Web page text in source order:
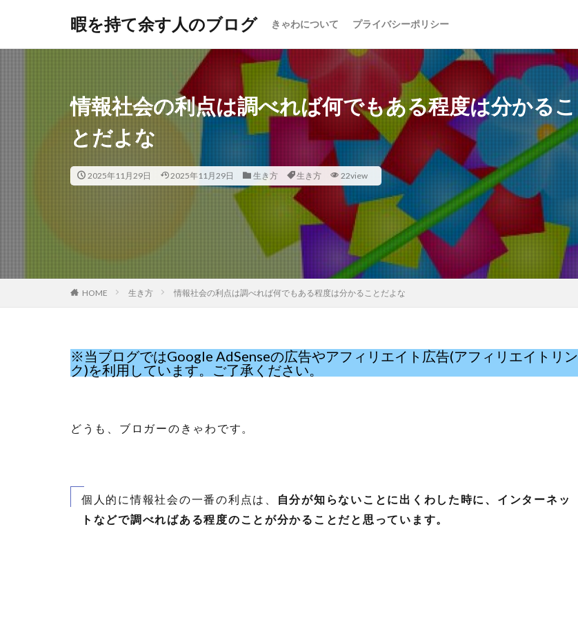
暇を持て余す人のブログ きゃわについて プライバシーポリシー
情報社会の利点は調べれば何でもある程度は分かるこ
とだよな
2025年11月29日 2025年11月29日 生き方 生き方 22view
HOME 生き方 情報社会の利点は調べれば何でもある程度は分かることだよな
※当ブログではGoogle AdSenseの広告やアフィリエイト広告(アフィリエイトリン
ク)を利用しています。ご了承ください。
どうも、ブロガーのきゃわです。
個人的に情報社会の一番の利点は、
自分が知らないことに出くわした時に、インターネッ
トなどで調べればある程度のことが分かることだと思っています。